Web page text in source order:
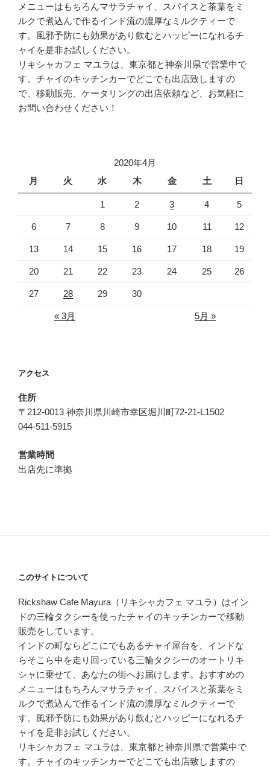
メニューはもちろんマサラチャイ、スパイスと茶葉をミ
ルクで煮込んで作るインド流の濃厚なミルクティーで
す。風邪予防にも効果があり飲むとハッピーになれるチ
ャイを是非お試しください。
リキシャカフェ マユラは、東京都と神奈川県で営業中で
す。チャイのキッチンカーでどこでも出店致しますの
で、移動販売、ケータリングの出店依頼など、お気軽に
お問い合わせください！
2020年4月
月
火 水 木 金 土 日
1 2 3 4 5
6 7 8 9 10 11 12
13 14 15 16 17 18 19
20 21 22 23 24 25 26
27 28 29 30
« 3月 5月 »
アクセス
住所
〒212-0013 神奈川県川崎市幸区堀川町72-21-L1502
044-511-5915
営業時間
出店先に準拠
このサイトについて
Rickshaw Cafe Mayura（リキシャカフェ マユラ）はイン
ドの三輪タクシーを使ったチャイのキッチンカーで移動
販売をしています。
インドの町ならどこにでもあるチャイ屋台を、インドな
らそこら中を走り回っている三輪タクシーのオートリキ
シャに乗せて、あなたの街へお届けします。おすすめの
メニューはもちろんマサラチャイ、スパイスと茶葉をミ
ルクで煮込んで作るインド流の濃厚なミルクティーで
す。風邪予防にも効果があり飲むとハッピーになれるチ
ャイを是非お試しください。
リキシャカフェ マユラは、東京都と神奈川県で営業中で
す。チャイのキッチンカーでどこでも出店致しますの